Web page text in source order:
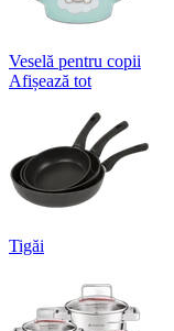
Veselă pentru copii
Afișează tot
Tigăi